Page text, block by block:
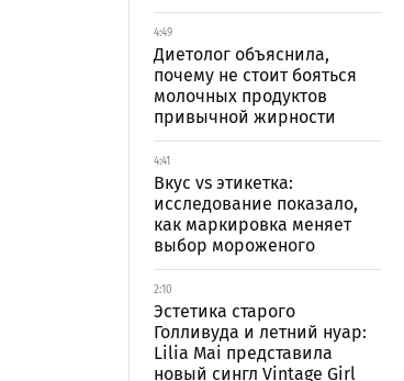
4:49
Диетолог объяснила,
почему не стоит бояться
молочных продуктов
привычной жирности
4:41
Вкус vs этикетка:
исследование показало,
как маркировка меняет
выбор мороженого
2:10
Эстетика старого
Голливуда и летний нуар:
Lilia Mai представила
новый сингл Vintage Girl